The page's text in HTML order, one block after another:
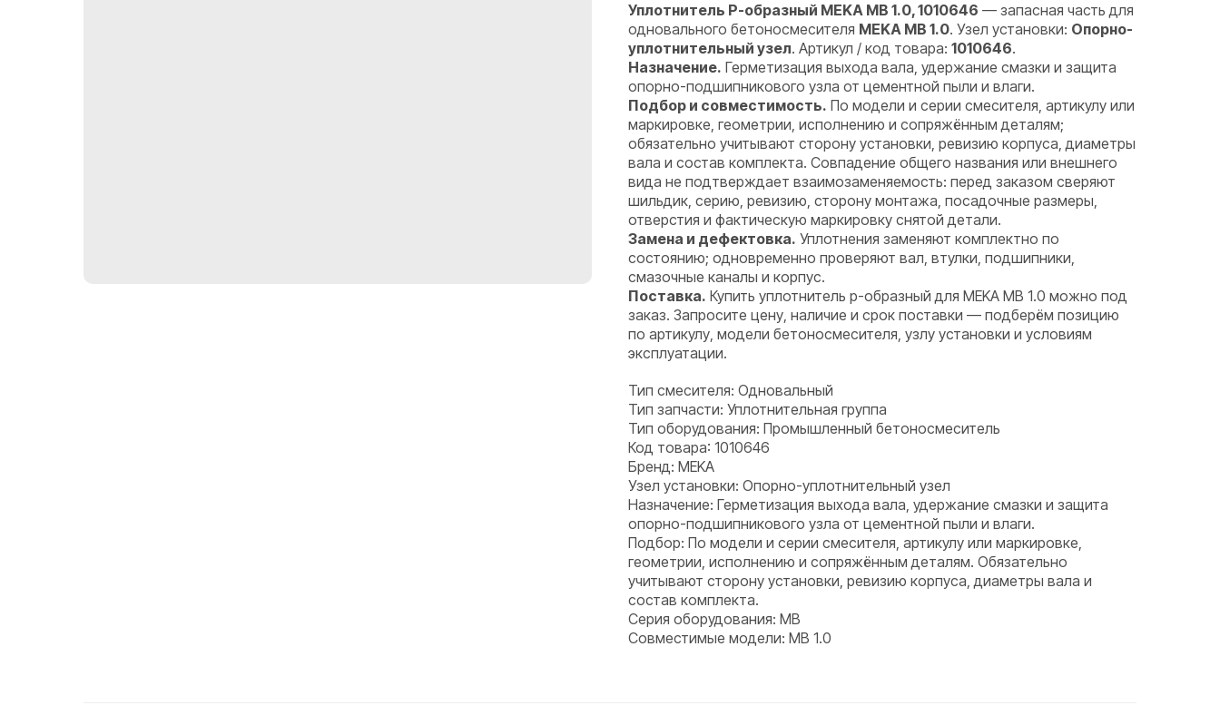
Уплотнитель P-образный MEKA MB 1.0, 1010646 — запасная часть для
одновального бетоносмесителя MEKA MB 1.0. Узел установки: Опорно-
уплотнительный узел. Артикул / код товара: 1010646.
Назначение. Герметизация выхода вала, удержание смазки и защита
опорно-подшипникового узла от цементной пыли и влаги.
Подбор и совместимость. По модели и серии смесителя, артикулу или
маркировке, геометрии, исполнению и сопряжённым деталям;
обязательно учитывают сторону установки, ревизию корпуса, диаметры
вала и состав комплекта. Совпадение общего названия или внешнего
вида не подтверждает взаимозаменяемость: перед заказом сверяют
шильдик, серию, ревизию, сторону монтажа, посадочные размеры,
отверстия и фактическую маркировку снятой детали.
Замена и дефектовка. Уплотнения заменяют комплектно по
состоянию; одновременно проверяют вал, втулки, подшипники,
смазочные каналы и корпус.
Поставка. Купить уплотнитель p-образный для MEKA MB 1.0 можно под
заказ. Запросите цену, наличие и срок поставки — подберём позицию
по артикулу, модели бетоносмесителя, узлу установки и условиям
эксплуатации.
Тип смесителя: Одновальный
Тип запчасти: Уплотнительная группа
Тип оборудования: Промышленный бетоносмеситель
Код товара: 1010646
Бренд: MEKA
Узел установки: Опорно-уплотнительный узел
Назначение: Герметизация выхода вала, удержание смазки и защита
опорно-подшипникового узла от цементной пыли и влаги.
Подбор: По модели и серии смесителя, артикулу или маркировке,
геометрии, исполнению и сопряжённым деталям. Обязательно
учитывают сторону установки, ревизию корпуса, диаметры вала и
состав комплекта.
Серия оборудования: MB
Совместимые модели: MB 1.0